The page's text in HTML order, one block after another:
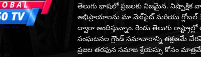
తెలుగు భాషలో ప్రజలకు నిజమైన, నిష్పాక్షిక
అభిప్రాయాలను మా వెబ్‌సైట్ మరియు గ్లోబల్
ద్వారా అందిస్తున్నాం. రెండు తెలుగు
సంఘటనల గ్రౌండ్ సమాచారాన్ని తక్షణమే
ప్రజల తరఫున సమాజ శ్రేయస్సు కోసం